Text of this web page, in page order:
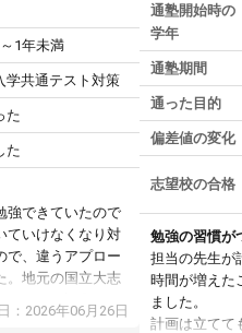
1年未満
学共通テスト対策
た
た
強できていたので
ていけなくなり対
で、違うアプロー
。地元の国立大志
たので心配して
は受験勉強に詳し
：2026年06月26日
通塾開始時の
学年
通塾期間
通った目的
偏差値の変化
志望校の合格
勉強の習慣が
担当の先生が
時間が増えた
ました。
計画は立てて